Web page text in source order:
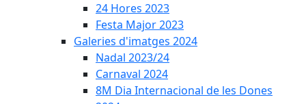
24 Hores 2023
Festa Major 2023
Galeries d'imatges 2024
Nadal 2023/24
Carnaval 2024
8M Dia Internacional de les Dones